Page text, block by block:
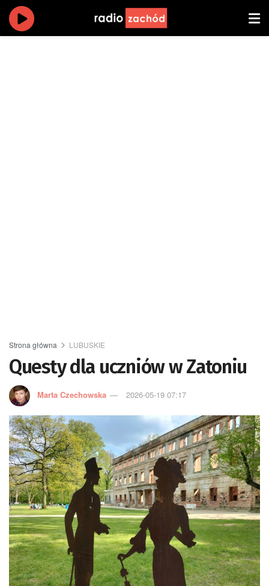
Strona główna LUBUSKIE
Questy dla uczniów w Zatoniu
Marta Czechowska 2026-05-19 07:17